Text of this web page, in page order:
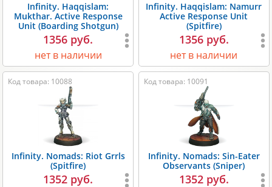
Infinity. Haqqislam:
Mukthar. Active Response
Unit (Boarding Shotgun)
1356 руб.
нет в наличии
Infinity. Haqqislam: Namurr
Active Response Unit
(Spitfire)
1356 руб.
нет в наличии
Код товара: 10088
Infinity. Nomads: Riot Grrls
(Spitfire)
1352 руб.
Код товара: 10091
Infinity. Nomads: Sin-Eater
Observants (Sniper)
1352 руб.